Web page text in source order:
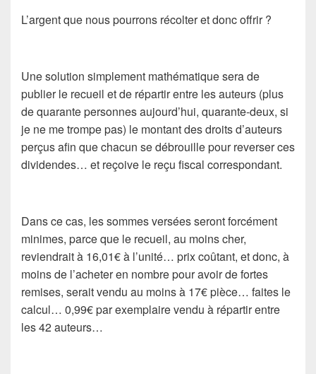
L’argent que nous pourrons récolter et donc offrir ?
Une solution simplement mathématique sera de
publier le recueil et de répartir entre les auteurs (plus
de quarante personnes aujourd’hui, quarante-deux, si
je ne me trompe pas) le montant des droits d’auteurs
perçus afin que chacun se débrouille pour reverser ces
dividendes… et reçoive le reçu fiscal correspondant.
Dans ce cas, les sommes versées seront forcément
minimes, parce que le recueil, au moins cher,
reviendrait à 16,01€ à l’unité… prix coûtant, et donc, à
moins de l’acheter en nombre pour avoir de fortes
remises, serait vendu au moins à 17€ pièce… faites le
calcul… 0,99€ par exemplaire vendu à répartir entre
les 42 auteurs…